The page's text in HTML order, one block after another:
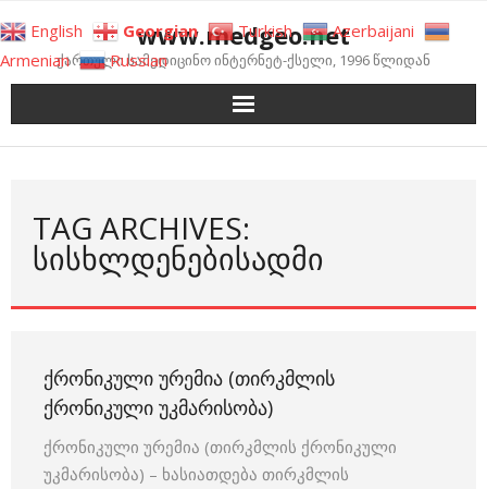
to
content
www.medgeo.net
ქართული სამედიცინო ინტერნეტ-ქსელი, 1996 წლიდან
TAG ARCHIVES:
ᲡᲘᲡᲮᲚᲓᲔᲜᲔᲑᲘᲡᲐᲓᲛᲘ
ᲥᲠᲝᲜᲘᲙᲣᲚᲘ ᲣᲠᲔᲛᲘᲐ (ᲗᲘᲠᲙᲛᲚᲘᲡ
ᲥᲠᲝᲜᲘᲙᲣᲚᲘ ᲣᲙᲛᲐᲠᲘᲡᲝᲑᲐ)
ქრონიკული ურემია (თირკმლის ქრონიკული
უკმარისობა) – ხასიათდება თირკმლის
English Georgian Turkish
Azerbaijani
Armenian
Russian